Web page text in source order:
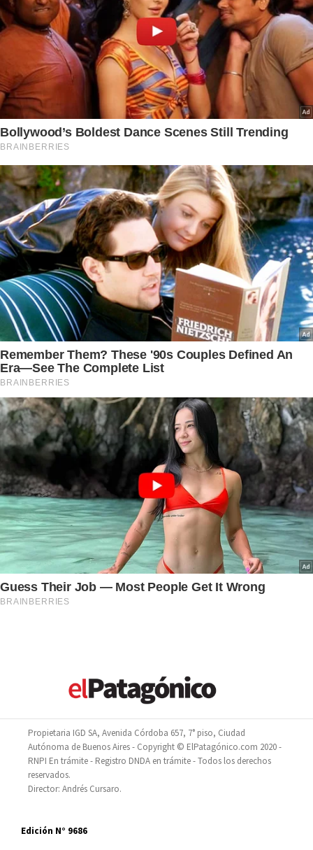
Propietaria IGD SA, Avenida Córdoba 657, 7° piso, Ciudad
Autónoma de Buenos Aires - Copyright © ElPatagónico.com 2020 -
RNPI En trámite - Registro DNDA en trámite - Todos los derechos
reservados.
Director: Andrés Cursaro.
Edición N° 9686